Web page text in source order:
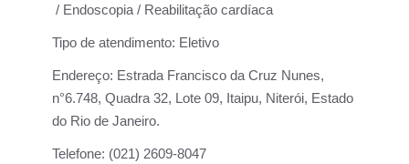
/ Endoscopia / Reabilitação cardíaca
Tipo de atendimento: Eletivo
Endereço: Estrada Francisco da Cruz Nunes,
n°6.748, Quadra 32, Lote 09, Itaipu, Niterói, Estado
do Rio de Janeiro.
Telefone: (021) 2609-8047